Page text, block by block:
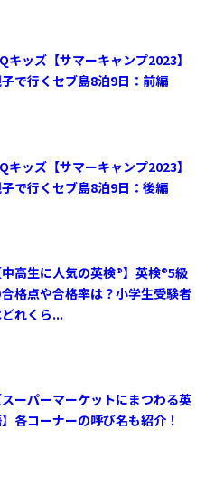
キッズ【サマーキャンプ2023】
で行くセブ島8泊9日：前編
キッズ【サマーキャンプ2023】
で行くセブ島8泊9日：後編
中高生に人気の英検®︎】英検®︎5級
格点や合格率は？小学生受験者
れくら...
スーパーマーケットにまつわる英
各コーナーの呼び名も紹介！